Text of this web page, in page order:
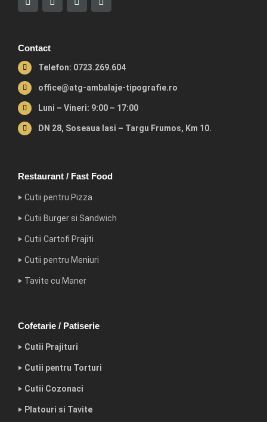
Contact
Telefon: 0723.269.604
office@atg-ambalaje-tipografie.ro
Luni – Vineri: 9:00 – 17:00
DN 28, Soseaua Iasi – Targu Frumos, Km 10.
Restaurant / Fast Food
‣ Cutii pentru Pizza
‣ Cutii Burger si Sandwich
‣ Cutii Cartofi Prajiti
‣ Cutii pentru Meniuri
‣ Tavite cu Maner
Cofetarie / Patiserie
‣ Cutii Prajituri
‣ Cutii pentru Torturi
‣ Cutii Cozonaci
‣ Platouri si Tavite